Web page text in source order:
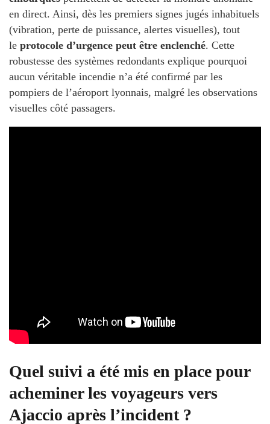
en direct. Ainsi, dès les premiers signes jugés inhabituels
(vibration, perte de puissance, alertes visuelles), tout
le protocole d’urgence peut être enclenché. Cette
robustesse des systèmes redondants explique pourquoi
aucun véritable incendie n’a été confirmé par les
pompiers de l’aéroport lyonnais, malgré les observations
visuelles côté passagers.
Quel suivi a été mis en place pour
acheminer les voyageurs vers
Ajaccio après l’incident ?